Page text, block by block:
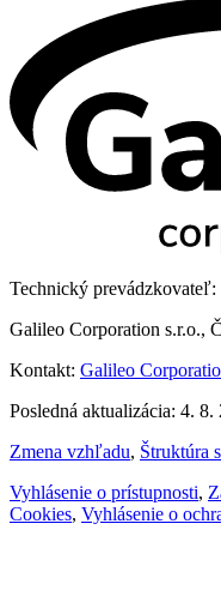
Technický prevádzkovateľ:
Galileo Corporation s.r.o.,
Kontakt: Galileo
Posledná aktualizácia: 4. 8.
Zmena vzhľadu, Štruktúra
Vyhlásenie o prístupnosti,
Cookies, Vyhlásenie o